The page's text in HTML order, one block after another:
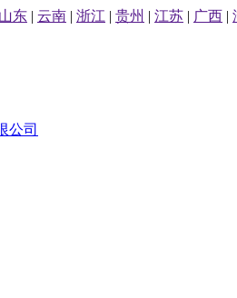
山东 | 云南 | 浙江 | 贵州 | 江苏 | 广西 |